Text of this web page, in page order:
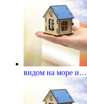
видом на море и…